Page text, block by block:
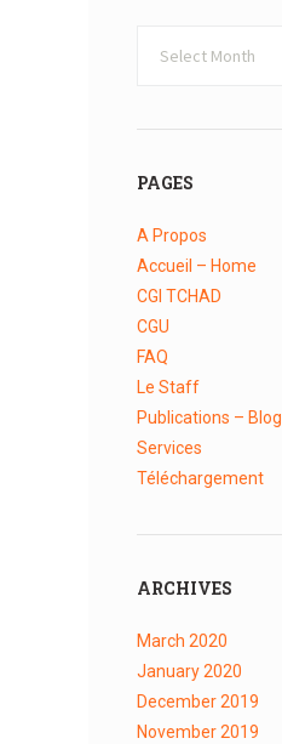
PAGES
A Propos
Accueil – Home
CGI TCHAD
CGU
FAQ
Le Staff
Publications – Blog
Services
Téléchargement
ARCHIVES
March 2020
January2020
December2019
November2019